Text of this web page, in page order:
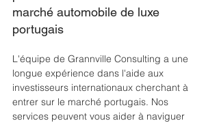
marché automobile de luxe
portugais
L'équipe de Grannville Consulting a une
longue expérience dans l'aide aux
investisseurs internationaux cherchant à
entrer sur le marché portugais. Nos
services peuvent vous aider à naviguer